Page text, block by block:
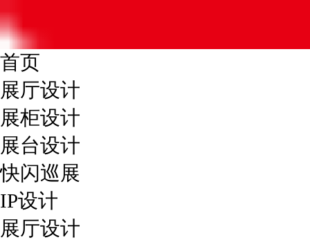
首页
展厅设计
展柜设计
展台设计
快闪巡展
IP设计
展厅设计